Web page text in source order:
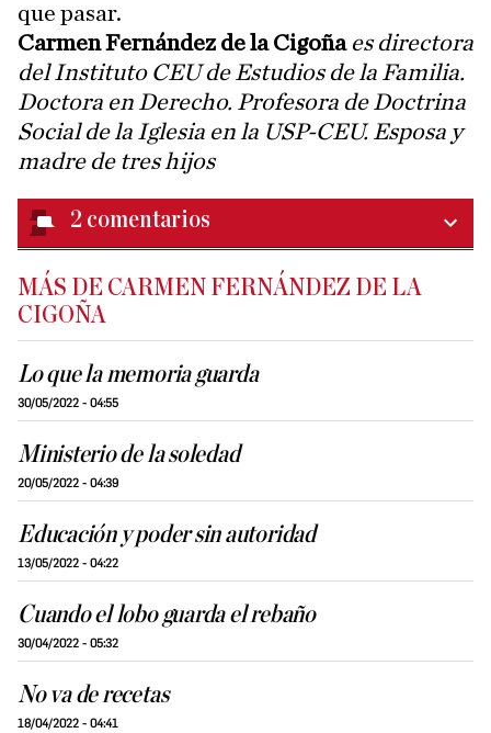
que pasar.
Carmen Fernández de la Cigoña es directora
del Instituto CEU de Estudios de la Familia.
Doctora en Derecho. Profesora de Doctrina
Social de la Iglesia en la USP-CEU. Esposa y
madre de tres hijos
2 comentarios
MÁS DE CARMEN FERNÁNDEZ DE LA
CIGOÑA
Lo que la memoria guarda
30/05/2022 - 04:55
Ministerio de la soledad
20/05/2022 - 04:39
Educación y poder sin autoridad
13/05/2022 - 04:22
Cuando el lobo guarda el rebaño
30/04/2022 - 05:32
No va de recetas
18/04/2022 - 04:41